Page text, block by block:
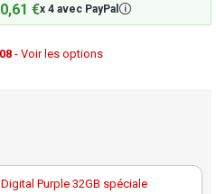
€x 4 avec PayPal 🛈
- Voir les options
Purple 32GB spéciale